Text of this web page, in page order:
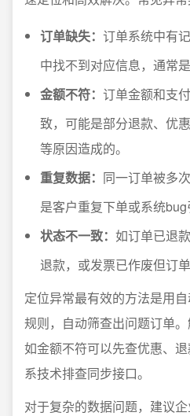
订单缺失： 订单系统中有
中找不到对应信息，通常
金额不符： 订单金额和支
致，可能是部分退款、优
等原因造成的。
重复数据： 同一订单被多
是客户重复下单或系统bug
状态不一致： 如订单已退
退款，或发票已作废但订
定位异常最有效的方法是用
规则，自动筛查出问题订单
如金额不符可以先查优惠、
系技术排查同步接口。
对于复杂的数据问题，建议企